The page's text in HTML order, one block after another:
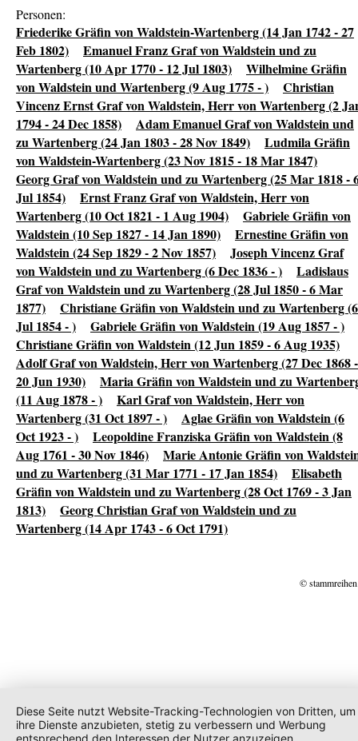
Personen:
Friederike Gräfin von Waldstein-Wartenberg (14 Jan 1742 - 27
Feb 1802)
Emanuel Franz Graf von Waldstein und zu
Wartenberg (10 Apr 1770 - 12 Jul 1803)
Wilhelmine Gräfin
von Waldstein und Wartenberg (9 Aug 1775 - )
Christian
Vincenz Ernst Graf von Waldstein, Herr von Wartenberg (2
1794 - 24 Dec 1858)
Adam Emanuel Graf von Waldstein und
zu Wartenberg (24 Jan 1803 - 28 Nov 1849)
Ludmila Gräfin
von Waldstein-Wartenberg (23 Nov 1815 - 18 Mar 1847)
Georg Graf von Waldstein und zu Wartenberg (25 Mar 1818 -
Jul 1854)
Ernst Franz Graf von Waldstein, Herr von
Wartenberg (10 Oct 1821 - 1 Aug 1904)
Gabriele Gräfin von
Waldstein (10 Sep 1827 - 14 Jan 1890)
Ernestine Gräfin von
Waldstein (24 Sep 1829 - 2 Nov 1857)
Joseph Vincenz Graf
von Waldstein und zu Wartenberg (6 Dec 1836 - )
Ladislaus
Graf von Waldstein und zu Wartenberg (28 Jul 1850 - 6 Mar
1877)
Christiane Gräfin von Waldstein und zu Wartenberg (6
Jul 1854 - )
Gabriele Gräfin von Waldstein (19 Aug 1857 - )
Christiane Gräfin von Waldstein (12 Jun 1859 - 6 Aug 1935)
Adolf Graf von Waldstein, Herr von Wartenberg (27 Dec 1868 -
20 Jun 1930)
Maria Gräfin von Waldstein und zu
(11 Aug 1878 - )
Karl Graf von Waldstein, Herr von
Wartenberg (31 Oct 1897 - )
Aglae Gräfin von Waldstein (6
Oct 1923 - )
Leopoldine Franziska Gräfin von Waldstein (8
Aug 1761 - 30 Nov 1846)
Marie Antonie Gräfin von
und zu Wartenberg (31 Mar 1771 - 17 Jan 1854)
Elisabeth
Gräfin von Waldstein und zu Wartenberg (28 Oct 1769 - 3 Jan
1813)
Georg Christian Graf von Waldstein und zu
Wartenberg (14 Apr 1743 - 6 Oct 1791)
©
Diese Seite nutzt Website-Tracking-Technologien von Dritten, um
ihre Dienste anzubieten, stetig zu verbessern und Werbung
entsprechend den Interessen der Nutzer anzuzeigen.